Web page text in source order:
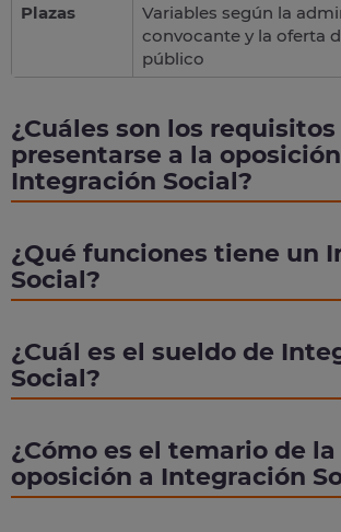
Plazas
Variables según la
convocante y la oferta
público
¿Cuáles son los requisitos
presentarse a la
Integración Social?
¿Qué funciones tiene un
Social?
¿Cuál es el sueldo de
Social?
¿Cómo es el temario de la
oposición a Integración